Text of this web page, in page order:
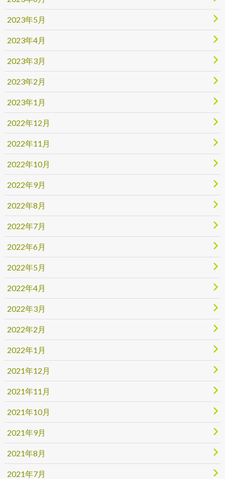
2023年5月
2023年4月
2023年3月
2023年2月
2023年1月
2022年12月
2022年11月
2022年10月
2022年9月
2022年8月
2022年7月
2022年6月
2022年5月
2022年4月
2022年3月
2022年2月
2022年1月
2021年12月
2021年11月
2021年10月
2021年9月
2021年8月
2021年7月